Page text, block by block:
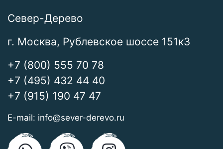
Север-Дерево
г. Москва, Рублевское шоссе 151к3
+7 (800) 555 70 78
+7 (495) 432 44 40
+7 (915) 190 47 47
E-mail: info@sever-derevo.ru